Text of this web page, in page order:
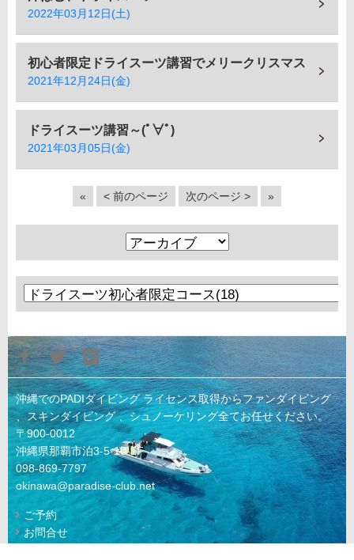
2022年03月12日(土)
初心者限定ドライスーツ講習でメリークリスマス
2021年12月24日(金)
ドライスーツ講習～(ﾟ∀ﾟ)
2021年03月05日(金)
« < 前のページ 次のページ > »
沖縄でのPADIダイビング ライセンス取得からファンダイビング
、スキンダイビング 、シュノーケリング全てお任せください。
〒900-0012
沖縄県那覇市泊3-5-10-1F
098-869-7797
okinawa@paradise-club.net
ご予約
お問合せ